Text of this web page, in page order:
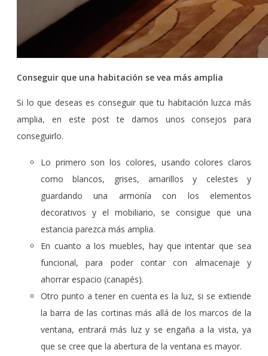
Conseguir que una habitación se vea más amplia
Si lo que deseas es conseguir que tu habitación luzca más
amplia, en este post te damos unos consejos para
conseguirlo.
Lo primero son los colores, usando colores claros
como blancos, grises, amarillos y celestes y
guardando una armonía con los elementos
decorativos y el mobiliario, se consigue que una
estancia parezca más amplia.
En cuanto a los muebles, hay que intentar que sea
funcional, para poder contar con almacenaje y
ahorrar espacio (canapés).
Otro punto a tener en cuenta es la luz, si se extiende
la barra de las cortinas más allá de los marcos de la
ventana, entrará más luz y se engaña a la vista, ya
que se cree que la abertura de la ventana es mayor.